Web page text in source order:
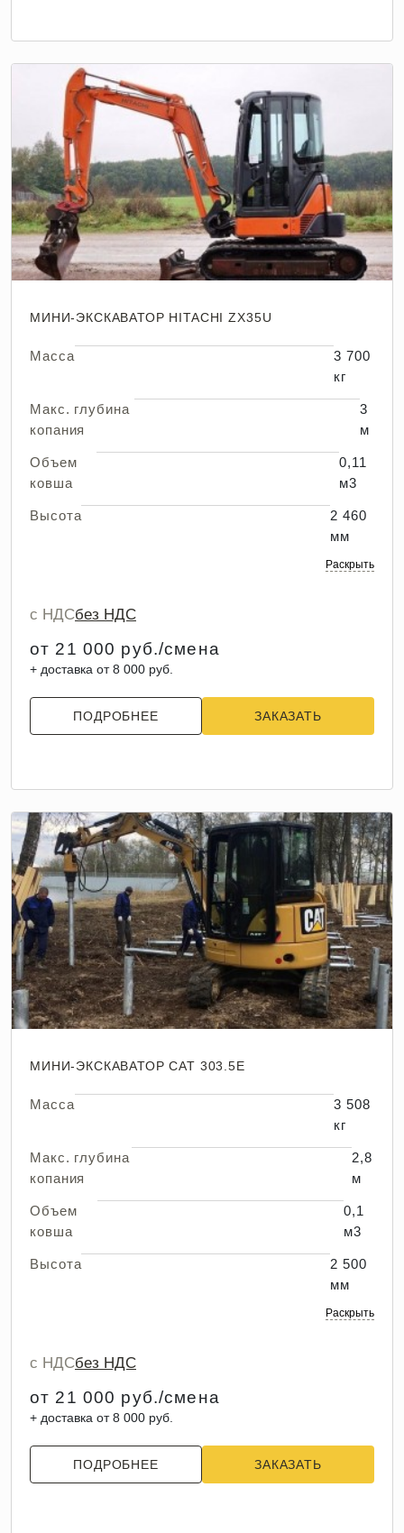
МИНИ-ЭКСКАВАТОР HITACHI ZX35U
Масса
3 700
кг
Макс. глубина
копания
3
м
Объем
ковша
0,11
м3
Высота
2 460
мм
Раскрыть
с НДСбез НДС
от 21 000 руб./смена
+ доставка от 8 000 руб.
ПОДРОБНЕЕ ЗАКАЗАТЬ
МИНИ-ЭКСКАВАТОР CAT 303.5E
Масса
3 508
кг
Макс. глубина
копания
2,8
м
Объем
ковша
0,1
м3
Высота
2 500
мм
Раскрыть
с НДСбез НДС
от 21 000 руб./смена
+ доставка от 8 000 руб.
ПОДРОБНЕЕ ЗАКАЗАТЬ